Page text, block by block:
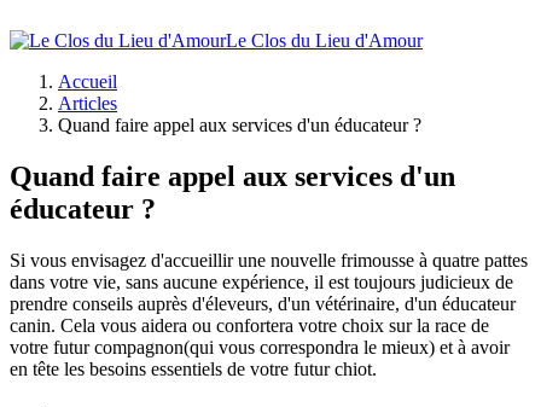
Le Clos du Lieu d'Amour
Accueil
Articles
Quand faire appel aux services d'un éducateur ?
Quand faire appel aux services d'un
éducateur ?
Si vous envisagez d'accueillir une nouvelle frimousse à quatre pattes
dans votre vie, sans aucune expérience, il est toujours judicieux de
prendre conseils auprès d'éleveurs, d'un vétérinaire, d'un éducateur
canin. Cela vous aidera ou confortera votre choix sur la race de
votre futur compagnon(qui vous correspondra le mieux) et à avoir
en tête les besoins essentiels de votre futur chiot.